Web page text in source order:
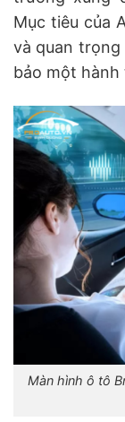
Mục tiêu của
và quan
bảo một hành
Màn hình ô tô